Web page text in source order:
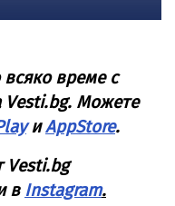
време с
Можете
иAppStore.
Vesti.bg
в Instagram.